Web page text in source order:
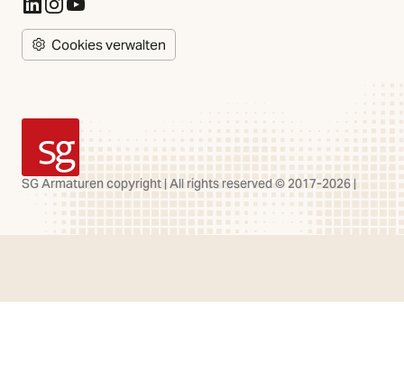
(Öffnet in neuer Registerkarte)
(Öffnet in neuer Registerkarte)
(Öffnet in neuer Registerkarte)
Cookies verwalten
SG Armaturen
SG Armaturen copyright | All rights reserved © 2017-2026 |